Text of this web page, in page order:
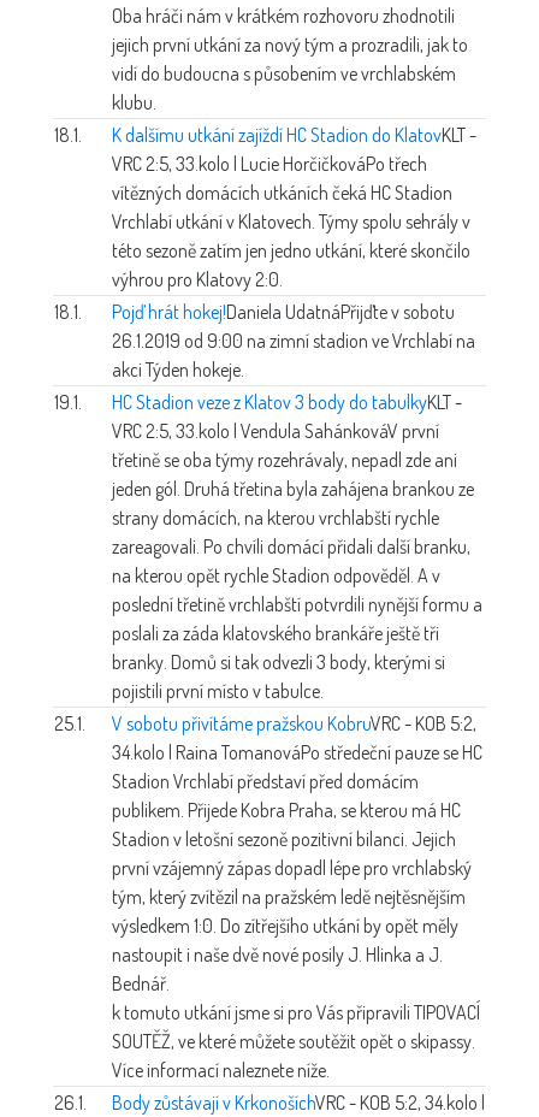
Oba hráči nám v krátkém rozhovoru zhodnotili
jejich první utkání za nový tým a prozradili, jak to
vidí do budoucna s působením ve vrchlabském
klubu.
18.1.
K dalšímu utkání zajíždí HC Stadion do KlatovKLT -
VRC 2:5, 33.kolo | Lucie HorčičkováPo třech
vítězných domácích utkáních čeká HC Stadion
Vrchlabí utkání v Klatovech. Týmy spolu sehrály v
této sezoně zatím jen jedno utkání, které skončilo
výhrou pro Klatovy 2:0.
18.1.
Pojď hrát hokej!Daniela UdatnáPřijďte v sobotu
26.1.2019 od 9:00 na zimní stadion ve Vrchlabí na
akci Týden hokeje.
19.1.
HC Stadion veze z Klatov 3 body do tabulkyKLT -
VRC 2:5, 33.kolo | Vendula SahánkováV první
třetině se oba týmy rozehrávaly, nepadl zde ani
jeden gól. Druhá třetina byla zahájena brankou ze
strany domácích, na kterou vrchlabští rychle
zareagovali. Po chvíli domácí přidali další branku,
na kterou opět rychle Stadion odpověděl. A v
poslední třetině vrchlabští potvrdili nynější formu a
poslali za záda klatovského brankáře ještě tři
branky. Domů si tak odvezli 3 body, kterými si
pojistili první místo v tabulce.
25.1.
V sobotu přivítáme pražskou KobruVRC - KOB 5:2,
34.kolo | Raina TomanováPo středeční pauze se HC
Stadion Vrchlabí představí před domácím
publikem. Přijede Kobra Praha, se kterou má HC
Stadion v letošní sezoně pozitivní bilanci. Jejich
první vzájemný zápas dopadl lépe pro vrchlabský
tým, který zvítězil na pražském ledě nejtěsnějším
výsledkem 1:0. Do zítřejšího utkání by opět měly
nastoupit i naše dvě nové posily J. Hlinka a J.
Bednář.
k tomuto utkání jsme si pro Vás připravili TIPOVACÍ
SOUTĚŽ, ve které můžete soutěžit opět o skipassy.
Více informací naleznete níže.
26.1.
Body zůstávají v KrkonošíchVRC - KOB 5:2, 34.kolo |